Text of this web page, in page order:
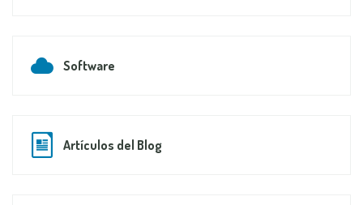
Software
Artículos del Blog